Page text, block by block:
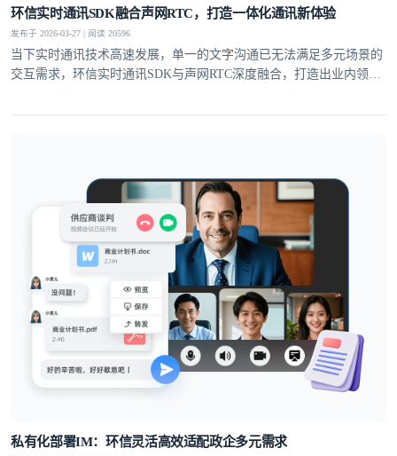
环信实时通讯SDK融合声网RTC，打造一体化通讯新体验
发布于 2026-03-27 | 阅读 20596
当下实时通讯技术高速发展，单一的文字沟通已无法满足多元场景的
交互需求，环信实时通讯SDK与声网RTC深度融合，打造出业内领先
通讯解决方案，高度适配泛娱乐社交、企业出海与大规模业务的发展
私有化部署IM：环信灵活高效适配政企多元需求